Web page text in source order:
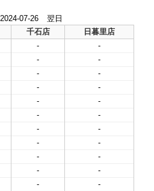
2024-07-26
翌日
千石店
日暮里店
-
-
-
-
-
-
-
-
-
-
-
-
-
-
-
-
-
-
-
-
-
-